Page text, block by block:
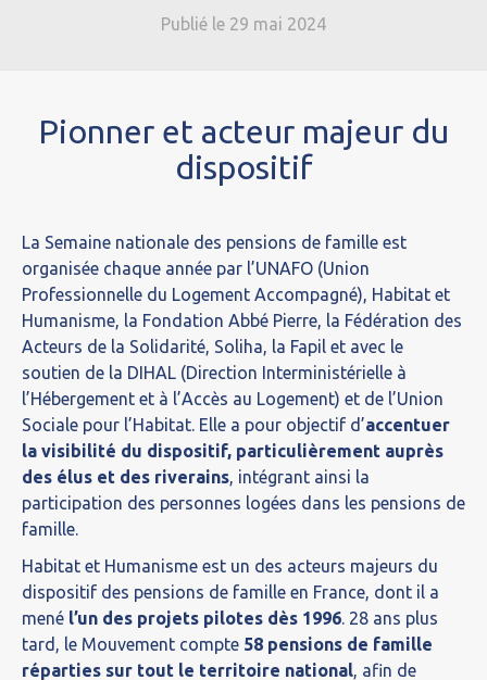
Publié le 29 mai 2024
Pionner et acteur majeur du
dispositif
La Semaine nationale des pensions de famille est
organisée chaque année par l’UNAFO (Union
Professionnelle du Logement Accompagné), Habitat et
Humanisme, la Fondation Abbé Pierre, la Fédération des
Acteurs de la Solidarité, Soliha, la Fapil et avec le
soutien de la DIHAL (Direction Interministérielle à
l’Hébergement et à l’Accès au Logement) et de l’Union
Sociale pour l’Habitat. Elle a pour objectif d’accentuer
la visibilité du dispositif, particulièrement auprès
des élus et des riverains, intégrant ainsi la
participation des personnes logées dans les pensions de
famille.
Habitat et Humanisme est un des acteurs majeurs du
dispositif des pensions de famille en France, dont il a
mené l’un des projets pilotes dès 1996. 28 ans plus
tard, le Mouvement compte 58 pensions de famille
réparties sur tout le territoire national, afin de